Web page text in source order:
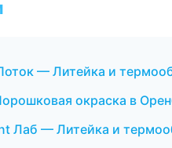
— Литейка и
окраска в
Лаб — Литейка и